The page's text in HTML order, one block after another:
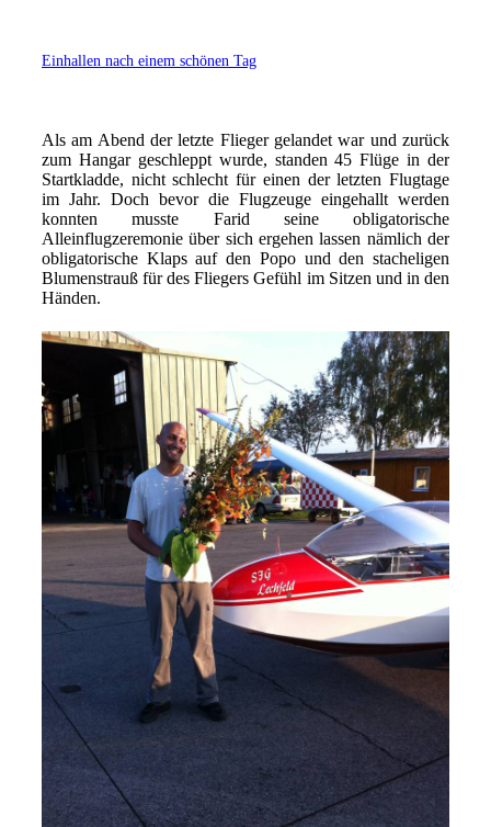
Einhallen nach einem schönen Tag
Als am Abend der letzte Flieger gelandet war und zurück
zum Hangar geschleppt wurde, standen 45 Flüge in der
Startkladde, nicht schlecht für einen der letzten Flugtage
im Jahr. Doch bevor die Flugzeuge eingehallt werden
konnten musste Farid seine obligatorische
Alleinflugzeremonie über sich ergehen lassen nämlich der
obligatorische Klaps auf den Popo und den stacheligen
Blumenstrauß für des Fliegers Gefühl im Sitzen und in den
Händen.